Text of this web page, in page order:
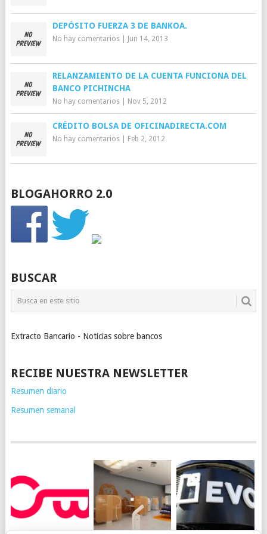
DEPÓSITO FUERZA 3 DE BANKOA.
No hay comentarios| Jun 14, 2013
RELANZAMIENTO DE LA CUENTA FUNCIONA DEL
BANCO PICHINCHA
No hay comentarios| Nov 5, 2012
CRÉDITO BOLSA DE OFICINADIRECTA.COM
No hay comentarios| Feb 2, 2012
BLOGAHORRO 2.0
BUSCAR
Extracto Bancario - Noticias sobre bancos
RECIBE NUESTRA NEWSLETTER
Resumen diario
Resumen semanal